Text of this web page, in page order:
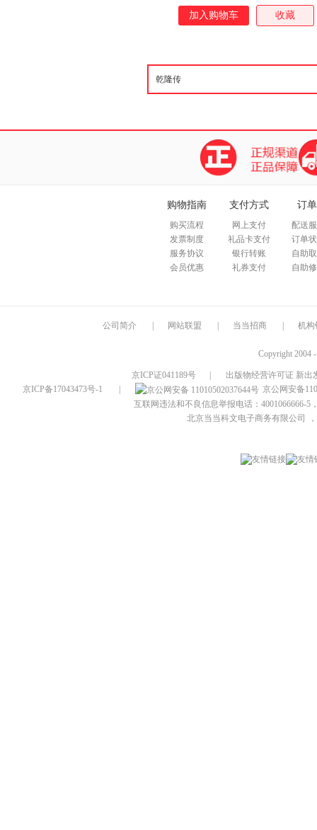
造力与天地和谐的智慧交融。
加入购物车 收藏
购物指南
购买流程
发票制度
服务协议
会员优惠
支付方式
网上支付
礼品卡支付
银行转账
礼券支付
订
配送
订单
自助
自助
公司简介 网站联盟 当当招商 机构
Copyright 2004
京ICP证041189号
出版物经营许可证 新出
京ICP备17043473号-1
京公网安备
互联网违法和不良信息举报电话：4001066666-5
北京当当科文电子商务有限公司